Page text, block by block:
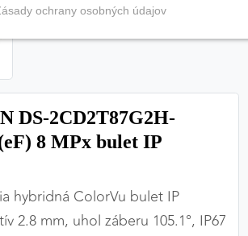
DS-2CD2T87G2H-
8 MPx bulet IP
hybridná ColorVu bulet IP
2.8 mm, uhol záberu 105.1°, IP67
sú potrebné na správne fungovanie
plnú funkčnosť.
COOKIES
ochrany osobných údajov